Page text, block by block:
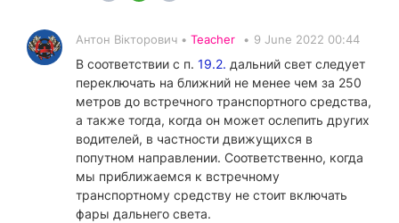
Антон Вікторович • Teacher • 9 June 2022 00:44
В соответствии с п. 19.2. дальний свет следует
переключать на ближний не менее чем за 250
метров до встречного транспортного средства,
а также тогда, когда он может ослепить других
водителей, в частности движущихся в
попутном направлении. Соответственно, когда
мы приближаемся к встречному
транспортному средству не стоит включать
фары дальнего света.